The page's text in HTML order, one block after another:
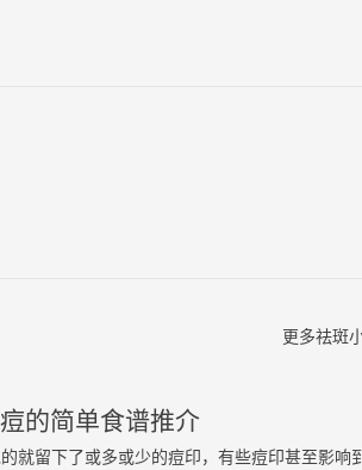
更多祛斑
的简单食谱推介
就留下了或多或少的痘印，有些痘印甚至影响